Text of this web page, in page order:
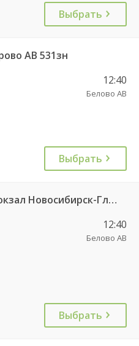
Выбрать
АВ 531зн
12:40
Белово АВ
Выбрать
Новокузнецк АВ — ОП Вокзал Новосибирск-Главный 9225
12:40
Белово АВ
Выбрать